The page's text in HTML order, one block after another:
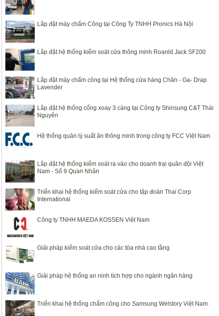
Lắp đặt máy chấm Công tại Công Ty TNHH Pronics Hà Nội
Lắp đặt hệ thống kiểm soát cửa thông minh Roanld Jack SF200
Lắp đặt máy chấm công tại Hệ thống cửa hàng Chăn - Ga- Drap
Lavender
Lắp đặt hệ thống cổng xoay 3 càng tại Công ty Shinsung C&T Thái
Nguyên
Hệ thống quản lý suất ăn thông minh trong công ty FCC Việt Nam
Lắp đặt hệ thống kiểm soát ra vào cho doanh trại quân đội Việt
Nam - Số 9 Quan Nhân
Triển khai hệ thống kiểm soát cửa cho tập đoàn Thai Corp
International
Công ty TNHH MAEDA KOSSEN Việt Nam
Giải pháp kiểm soát cửa cho các tòa nhà cao tầng
Giải pháp hệ thống an ninh tích hợp cho ngành ngân hàng
Triển khai hệ thống chấm công cho Samsung Welstory Việt Nam